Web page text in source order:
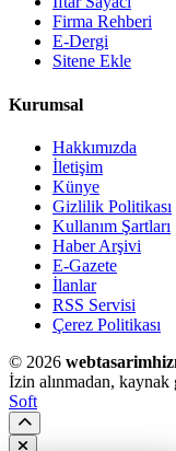
Firma Rehberi
E-Dergi
Sitene Ekle
Kurumsal
Hakkımızda
İletişim
Künye
Gizlilik Politikası
Kullanım Şartları
Haber Arşivi
E-Gazete
İlanlar
RSS Servisi
Çerez Politikası
© 2026
İzin alınmadan, kaynak
Soft